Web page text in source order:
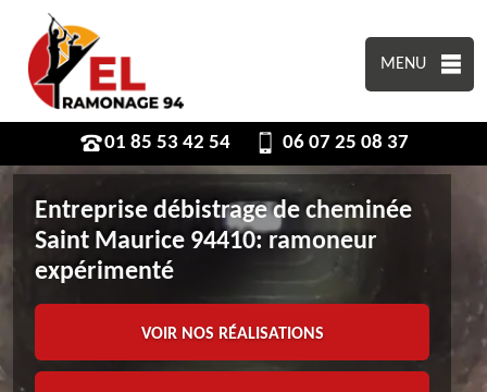
MENU
01 85 53 42 54 06 07 25 08 37
Entreprise débistrage de cheminée
Saint Maurice 94410: ramoneur
expérimenté
VOIR NOS RÉALISATIONS